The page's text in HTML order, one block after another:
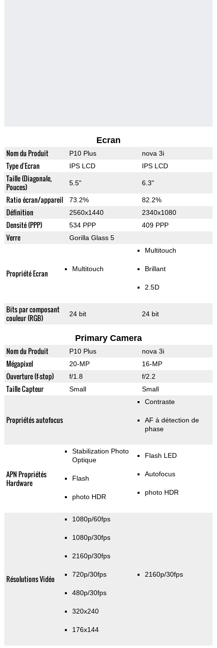
Ecran
Nom du Produit P10 Plus nova 3i
Type d'Ecran IPS LCD IPS LCD
Taille (Diagonale,
Pouces)
5.5" 6.3"
Ratio écran/appareil 73.2% 82.2%
Définition 2560x1440 2340x1080
Densité (PPP) 534 PPP 409 PPP
Verre Gorilla Glass 5
Propriété Ecran Multitouch
Multitouch
Brillant
2.5D
Bits par composant
couleur (RGB)
24 bit 24 bit
Primary Camera
Nom du Produit P10 Plus nova 3i
Mégapixel 20-MP 16-MP
Ouverture (f-stop) f/1.8 f/2.2
Taille Capteur Small Small
Propriétés autofocus
Contraste
AF à détection de
phase
APN Propriétés
Hardware
Stabilization Photo
Optique
Flash
photo HDR
Flash LED
Autofocus
photo HDR
Résolutions Vidéo
1080p/60fps
1080p/30fps
2160p/30fps
720p/30fps
480p/30fps
320x240
176x144
2160p/30fps